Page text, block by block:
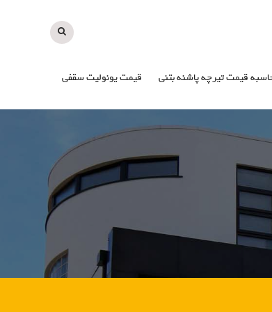
قیمت تیرچه پاشنه بتنی قیمت یونولیت سقفی